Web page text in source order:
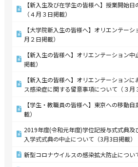
【新入生及び在学生の皆様へ】授業開始
（４月３日掲載）
【大学院新入生の皆様へ】オリエンテー
月２日掲載）
【新入生の皆様へ】オリエンテーション
掲載）
【新入生の皆様へ】オリエンテーション
ス感染症に関する留意事項について（３月
【学生・教職員の皆様へ】東京への移動
載）
2019年度(令和元年度)学位記授与式式典及
入学式式典の中止について（3月3日掲載）
新型コロナウイルスの感染拡大防止につい